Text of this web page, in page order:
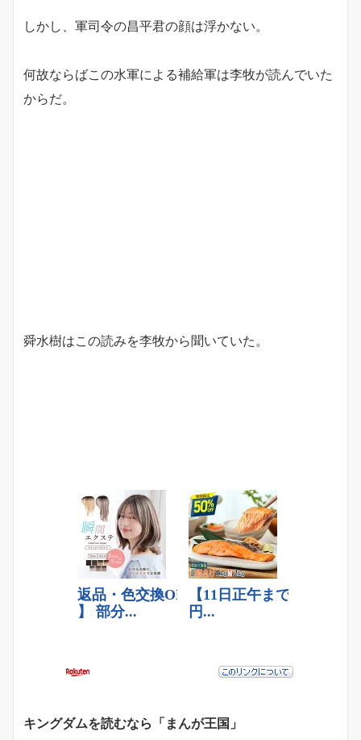
しかし、軍司令の昌平君の顔は浮かない。
何故ならばこの水軍による補給軍は李牧が読んでいた
からだ。
舜水樹はこの読みを李牧から聞いていた。
キングダムを読むなら「まんが王国」